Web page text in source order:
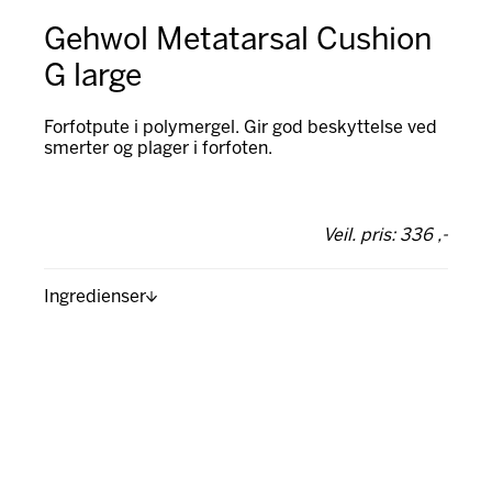
Gehwol Metatarsal Cushion
G large
Forfotpute i polymergel. Gir god beskyttelse ved
smerter og plager i forfoten.
Veil. pris: 336 ,-
Ingredienser